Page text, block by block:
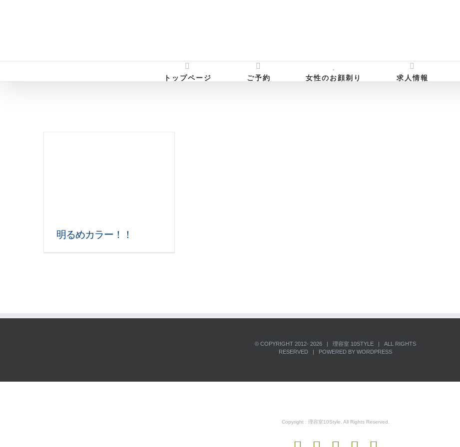
トップページ ご予約 女性のお顔剃り 求人情報
明るめカラー！！
© COPYRIGHT 2012-2026 | 理容室 10STYLE | ALL RIGHTS
RESERVED | POWERED BYWORDPRESS
Copyright : 理容室10Style. All Rights Reserved.